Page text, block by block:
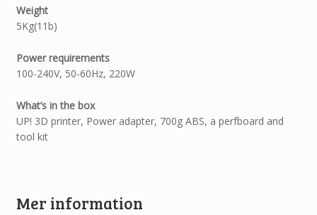
Weight
5Kg(11b)
Power requirements
100-240V, 50-60Hz, 220W
What’s in the box
UP! 3D printer, Power adapter, 700g ABS, a perfboard and
tool kit
Mer information